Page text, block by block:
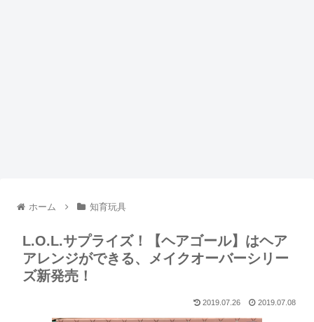
ホーム 知育玩具
L.O.L.サプライズ！【ヘアゴール】はヘア
アレンジができる、メイクオーバーシリー
ズ新発売！
2019.07.26 2019.07.08